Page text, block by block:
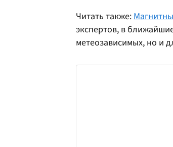
Читать также:
экспертов, в
метеозависимых, но и